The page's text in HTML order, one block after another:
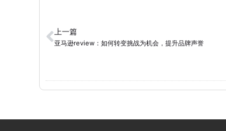
上一篇
亚马逊review：如何转变挑战为机会，提升品牌声誉